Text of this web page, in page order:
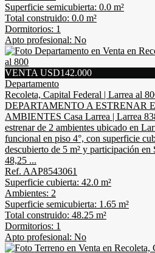
Superficie semicubierta: 0.0 m²
Total construido: 0.0 m²
Dormitorios: 1
Apto profesional: No
VENTA USD142.000
Departamento
Recoleta, Capital Federal | Larrea al
DEPARTAMENTO A ESTRENAR
AMBIENTES Casa Larrea | Larrea
estrenar de 2 ambientes ubicado en
funcional en piso 4°, con superficie
descubierto de 5 m² y participación
48,25 ...
Ref. AAP8543061
Superficie cubierta: 42.0 m²
Ambientes: 2
Superficie semicubierta: 1.65 m²
Total construido: 48.25 m²
Dormitorios: 1
Apto profesional: No